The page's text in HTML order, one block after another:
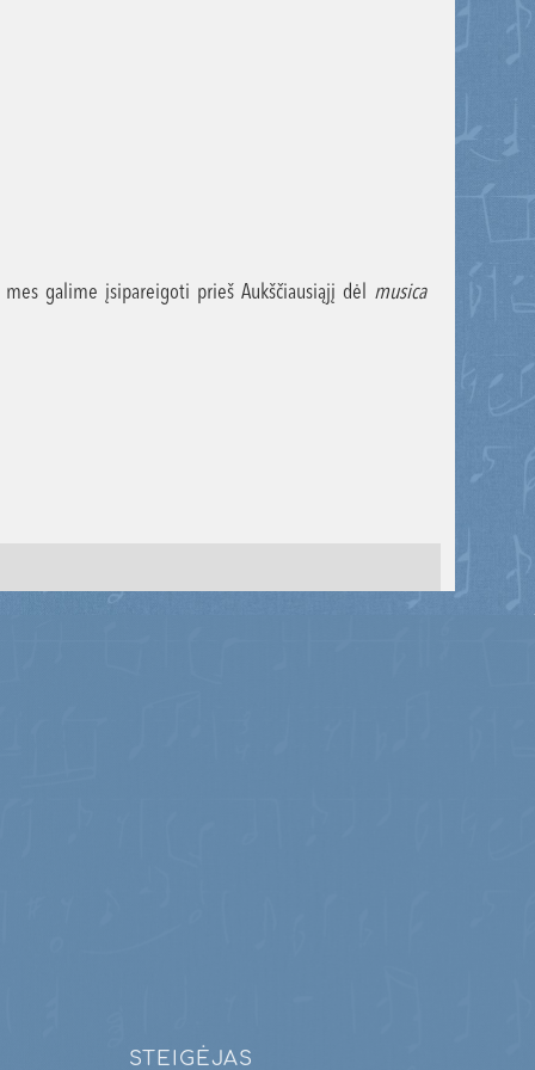
galime įsipareigoti prieš Aukščiausiąjį dėl musica
STEIGĖJAS